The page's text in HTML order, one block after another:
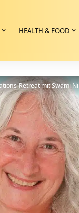
HEALTH & FOOD
Retreat mit Swami